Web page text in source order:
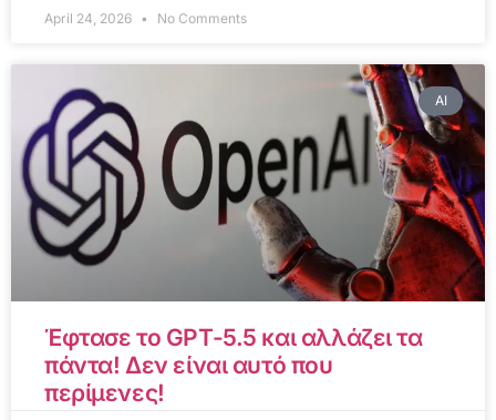
April 24, 2026 No Comments
AI
Έφτασε το GPT-5.5 και αλλάζει τα
πάντα! Δεν είναι αυτό που
περίμενες!